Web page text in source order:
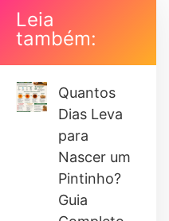
Leia
também:
Quantos
Dias Leva
para
Nascer um
Pintinho?
Guia